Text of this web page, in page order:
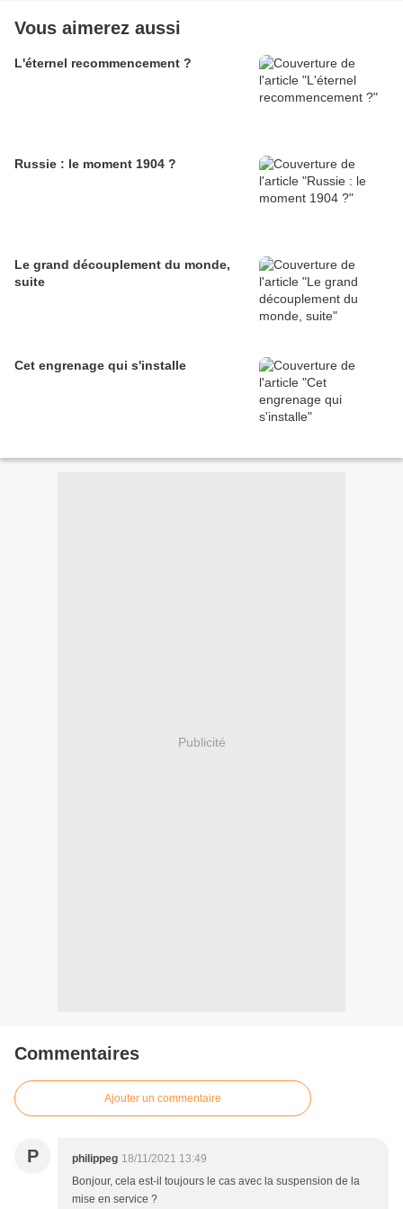
Vous aimerez aussi
L'éternel recommencement ?
Russie : le moment 1904 ?
Le grand découplement du monde,
suite
Cet engrenage qui s'installe
Publicité
Commentaires
Ajouter un commentaire
P philippeg 18/11/2021 13:49
Bonjour, cela est-il toujours le cas avec la suspension de la
mise en service ?